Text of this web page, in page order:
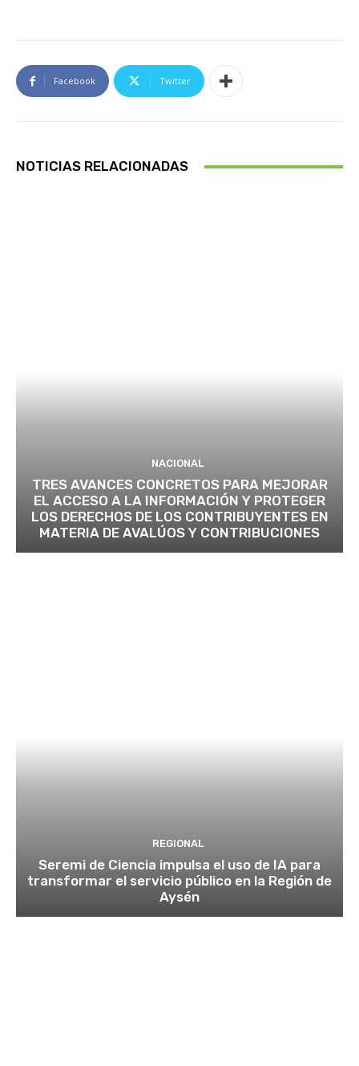
Facebook Twitter
NOTICIAS RELACIONADAS
NACIONAL
TRES AVANCES CONCRETOS PARA MEJORAR
EL ACCESO A LA INFORMACIÓN Y PROTEGER
LOS DERECHOS DE LOS CONTRIBUYENTES EN
MATERIA DE AVALÚOS Y CONTRIBUCIONES
REGIONAL
Seremi de Ciencia impulsa el uso de IA para
transformar el servicio público en la Región de
Aysén